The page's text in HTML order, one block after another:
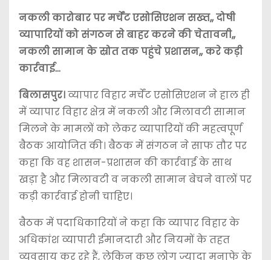
नकली कारोबार पर मर्चेंट एसोसिएशन सख्त,, दोषी
व्यापारियों को संगठन से बाहर करने की चेतावनी,,
नकली सामान के स्रोत तक पहुंचे प्रशासन,, करे कड़ी
कार्रवाई…
बिलासपुर।व्यापार विहार मर्चेंट एसोसिएशन ने हाल ही
में व्यापार विहार क्षेत्र में नकली और मिलावटी सामान
मिलने के मामलों को लेकर व्यापारियों की महत्वपूर्ण
बैठक आयोजित की। बैठक में संगठन ने साफ तौर पर
कहा कि वह शासन-प्रशासन की कार्रवाई के साथ
खड़ा है और मिलावटी व नकली सामान बेचने वालों पर
कड़ी कार्रवाई होनी चाहिए।
बैठक में पदाधिकारियों ने कहा कि व्यापार विहार के
अधिकांश व्यापारी ईमानदारी और नियमों के तहत
व्यवसाय कर रहे हैं, लेकिन कुछ लोग ज्यादा मुनाफे के